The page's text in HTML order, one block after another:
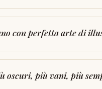
con perfetta arte di
oscuri, più vani, più